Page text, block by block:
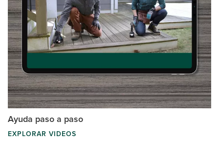
Ayuda paso a paso
EXPLORAR VIDEOS